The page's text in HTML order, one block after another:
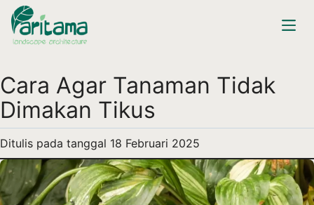
Cara Agar Tanaman Tidak
Dimakan Tikus
Ditulis pada tanggal 18 Februari 2025